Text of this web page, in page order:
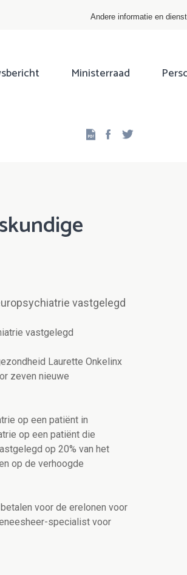
Andere informatie en
Ministerraad
Facebook
vastgelegd
vastgelegd
Laurette Onkelinx
zeven nieuwe
op een patiënt in
op een patiënt die
op 20% van het
op de verhoogde
voor de erelonen voor
specialist voor